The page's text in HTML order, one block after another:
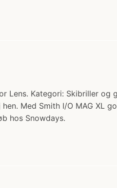
Lens. Kategori: Skibriller
Med Smith I/O MAG XL
hos Snowdays.